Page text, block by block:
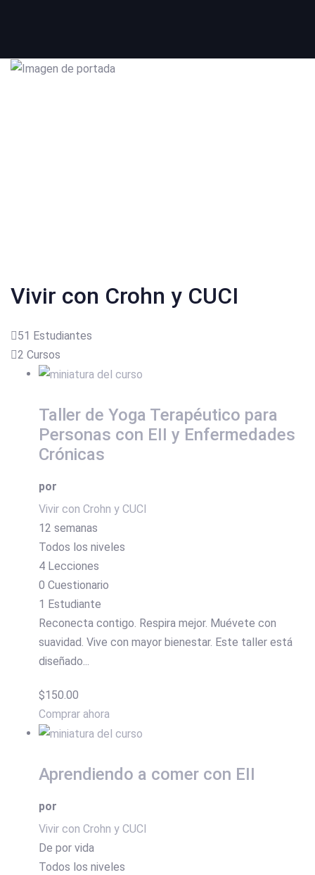
Vivir con Crohn y CUCI
51 Estudiantes
2 Cursos
Taller de Yoga Terapéutico para
Personas con EII y Enfermedades
Crónicas
por
Vivir con Crohn y CUCI
12 semanas
Todos los niveles
4 Lecciones
0 Cuestionario
1 Estudiante
Reconecta contigo. Respira mejor. Muévete con
suavidad. Vive con mayor bienestar. Este taller está
diseñado...
$150.00
Comprar ahora
Aprendiendo a comer con EII
por
Vivir con Crohn y CUCI
De por vida
Todos los niveles